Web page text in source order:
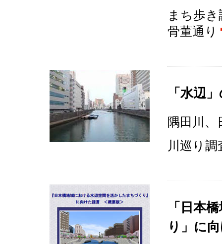
まち歩
骨董通り
「水辺
隅田川、
川巡り
「日本
り」に